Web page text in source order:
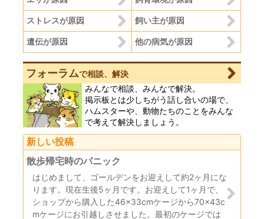
ストレスが原因 飼い主が原因
遺伝が原因 他の病気が原因
フォーラムで相談、解決
みんなで相談、みんなで解決。
掲示板とは少しちがう話し合いの場で、
ハムスターや、動物たちのことをみんな
で考えて解決しましょう。
新しい投稿
散歩帰宅時のパニック
はじめまして、ゴールデンをお迎えして約2ヶ月にな
ります。現在生後5ヶ月です。お迎えして1ヶ月で、
ショップから購入した46×33cmケージから70×43c
mケージにお引越しさせました。最初のケージでは